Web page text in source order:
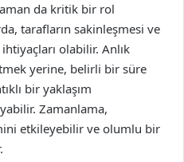
da kritik bir rol
tarafların sakinleşmesi ve
olabilir. Anlık
yerine, belirli bir süre
bir yaklaşım
Zamanlama,
etkileyebilir ve olumlu bir